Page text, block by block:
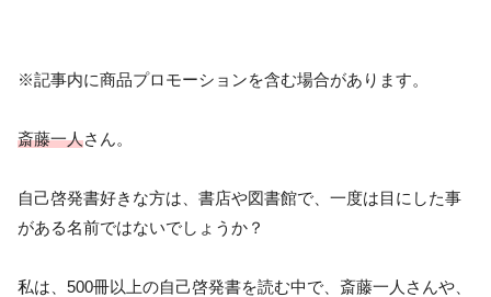
※記事内に商品プロモーションを含む場合があります。
斎藤一人さん。
自己啓発書好きな方は、書店や図書館で、一度は目にした事
がある名前ではないでしょうか？
私は、500冊以上の自己啓発書を読む中で、斎藤一人さんや、